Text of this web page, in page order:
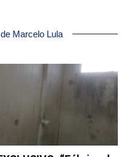
Marcelo Lula